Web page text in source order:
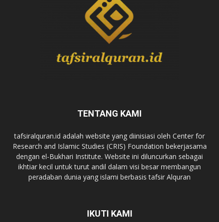
TENTANG KAMI
tafsiralquran.id adalah website yang diinisiasi oleh Center for
Research and Islamic Studies (CRIS) Foundation bekerjasama
dengan el-Bukhari Institute. Website ini diluncurkan sebagai
ikhtiar kecil untuk turut andil dalam visi besar membangun
peradaban dunia yang islami berbasis tafsir Alquran
IKUTI KAMI